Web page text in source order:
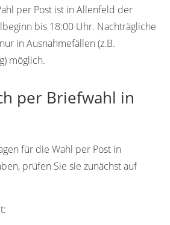
per Post ist in Allenfeld der
bis 18:00 Uhr. Nachträgliche
in Ausnahmefällen (z.B.
möglich.
per Briefwahl in
für die Wahl per Post in
prüfen Sie sie zunächst auf